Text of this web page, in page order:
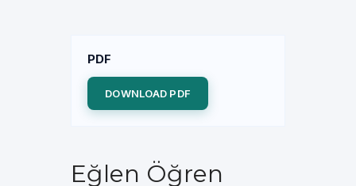
PDF
DOWNLOAD PDF
Eğlen Öğren